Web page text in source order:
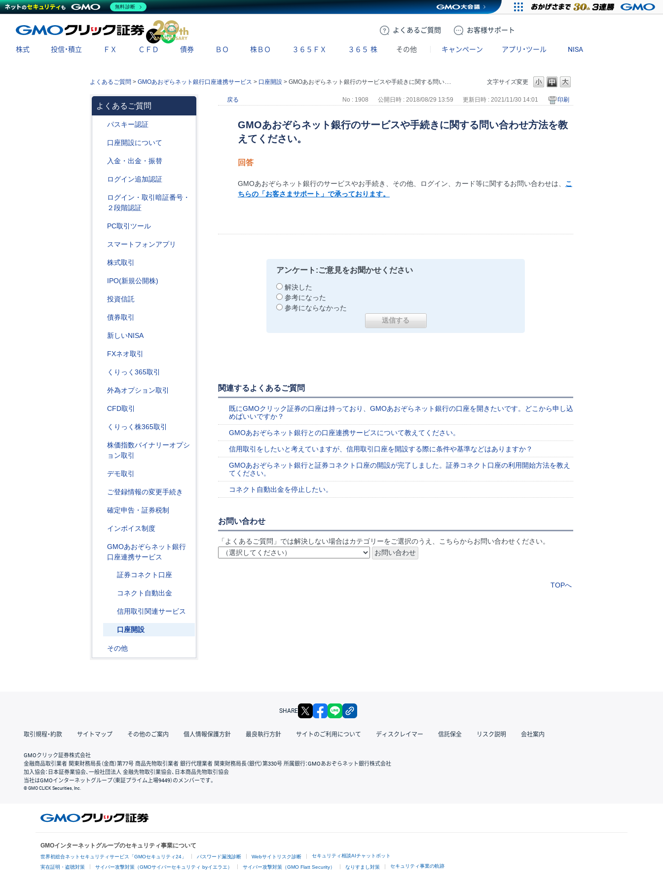
よくある ご質問 お客様サポート
X
株式 投信・積立 ＦＸ ＣＦＤ 債券 ＢＯ 株ＢＯ ３６５ＦＸ ３６５ 株 その他 キャンペーン アプリ・ツール NISA
文字サイズ変更
よくあるご質問 > GMOあおぞらネット銀行口座連携サービス > 口座開設 > GMOあおぞらネット銀行のサービスや手続きに関する問い合わせ方法を教えてください。
よくあるご質問
パスキー認証
口座開設について
入金・出金・振替
ログイン追加認証
ログイン・取引暗証番号・
２段階認証
PC取引ツール
スマートフォンアプリ
株式取引
IPO(新規公開株)
投資信託
債券取引
新しいNISA
FXネオ取引
くりっく365取引
外為オプション取引
CFD取引
くりっく株365取引
株価指数バイナリーオプシ
ョン取引
デモ取引
ご登録情報の変更手続き
確定申告・証券税制
インボイス制度
GMOあおぞらネット銀行
口座連携サービス
証券コネクト口座
コネクト自動出金
信用取引関連サービス
口座開設
その他
戻る No : 1908 公開日時 : 2018/08/29 13:59 更新日時 : 2021/11/30 14:01 印刷
GMOあおぞらネット銀行のサービスや手続きに関する問い合わせ方法を教
えてください。
回答
GMOあおぞらネット銀行のサービスやお手続き、その他、ログイン、カード等に関するお問い合わせは、 こ
ちらの「お客さまサポート」で承っております。
アンケート:ご意見をお聞かせください
解決した
参考になった
参考にならなかった
関連するよくあるご質問
既にGMOクリック証券の口座は持っており、GMOあおぞらネット銀行の口座を開きたいです。どこから申し込
めばいいですか？
GMOあおぞらネット銀行との口座連携サービスについて教えてください。
信用取引をしたいと考えていますが、信用取引口座を開設する際に条件や基準などはありますか？
GMOあおぞらネット銀行と証券コネクト口座の開設が完了しました。証券コネクト口座の利用開始方法を教え
てください。
コネクト自動出金を停止したい。
お問い合わせ
「よくあるご質問」では解決しない場合はカテゴリーをご選択のうえ、こちらからお問い合わせください。
TOPへ
SHARE X facebook
取引規程・約款 サイトマップ その他のご案内 個人情報保護方針 最良執行方針 サイトのご利用について ディスクレイマー 信託保全 リスク説明 会社案内
GMOクリック証券株式会社
金融商品取引業者 関東財務局長（金商）第77号 商品先物取引業者 銀行代理業者 関東財務局長（銀代）第330号 所属銀行：GMOあおぞらネット銀行株式会社
加入協会：日本証券業協会、一般社団法人 金融先物取引業協会、日本商品先物取引協会
当社はGMOインターネットグループ（東証プライム上場9449）のメンバーです。
© GMO CLICK Securities, Inc.
GMOインターネットグループのセキュリティ事業について
世界初総合ネットセキュリティサービス「GMOセキュリティ24」 パスワード漏洩診断 Webサイトリスク診断 セキュリティ相談AIチャットボット
実在証明・盗聴対策 サイバー攻撃対策（GMOサイバーセキュリティ byイエラエ） サイバー攻撃対策（GMO Flatt Security） なりすまし対策 セキュリティ事業の軌跡
無料診断